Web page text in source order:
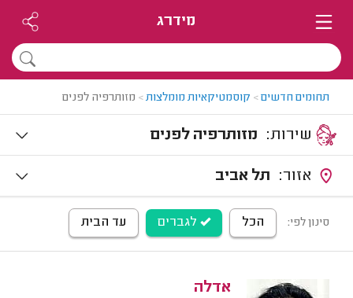
מידרג
תחומים חדשים> קוסמטיקאיות מומלצות> מזותרפיה לפנים
מזותרפיה לפנים
תל אביב
סינון לפי: הכל לגברים עד הבית
אדלה